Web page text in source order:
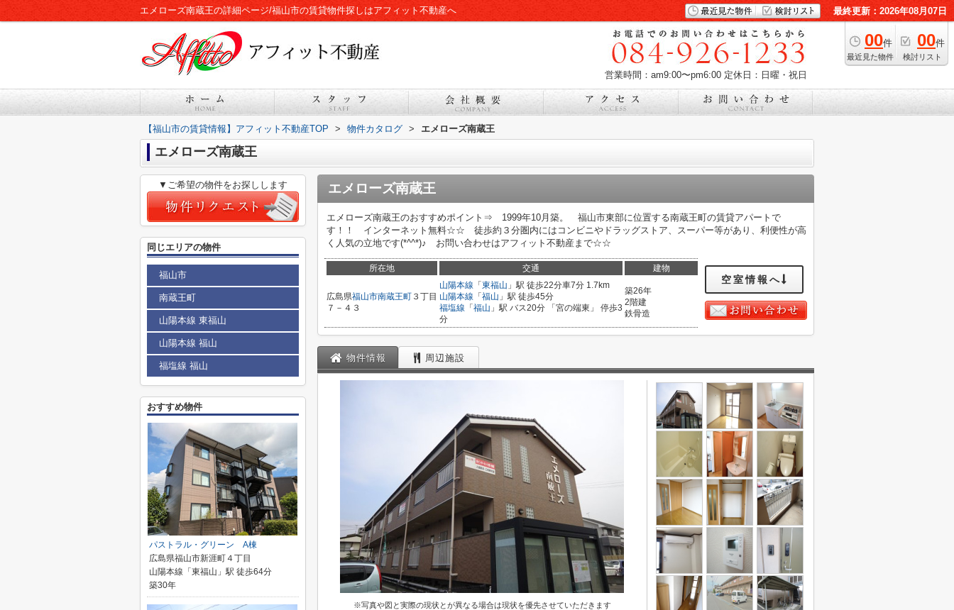
エメローズ南蔵王の詳細ページ/福山市の賃貸物件探しはアフィット不動産へ 最終更新：2026年08月07日
00件
最近見た物件
00件
検討リスト
営業時間：am9:00〜pm6:00 定休日：日曜・祝日
【福山市の賃貸情報】アフィット不動産TOP > 物件カタログ > エメローズ南蔵王
エメローズ南蔵王
エメローズ南蔵王
エメローズ南蔵王のおすすめポイント⇒ 1999年10月築。 福山市東部に位置する南蔵王町の賃貸アパートで
す！！ インターネット無料☆☆ 徒歩約３分圏内にはコンビニやドラッグストア、スーパー等があり、利便性が高
く人気の立地です(*^^*)♪ お問い合わせはアフィット不動産まで☆☆
所在地 交通 建物
広島県福山市南蔵王町 ３丁目
７－４３
山陽本線 「 東福山 」駅 徒歩22分車7分 1.7km
山陽本線 「 福山 」駅 徒歩45分
福塩線 「 福山 」駅 バス20分 「宮の端東」 停歩3
分
築26年
2階建
鉄骨造
空室情報へ
物件情報 周辺施設
※写真や図と実際の現状とが異なる場合は現状を優先させていただきます
▼ご希望の物件をお探しします
同じエリアの物件
福山市
南蔵王町
山陽本線 東福山
山陽本線 福山
福塩線 福山
おすすめ物件
パストラル・グリーン A棟
広島県福山市新涯町４丁目
山陽本線「東福山」駅 徒歩64分
築30年